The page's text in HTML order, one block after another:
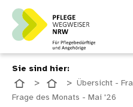
Direkt zum Inhalt
Sie sind hier:
Übersicht -
Frage des Monats - Mai '26